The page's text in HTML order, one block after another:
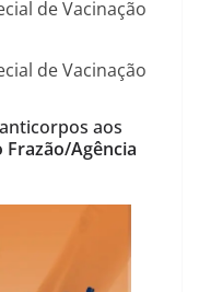
aos
Frazão/Agência